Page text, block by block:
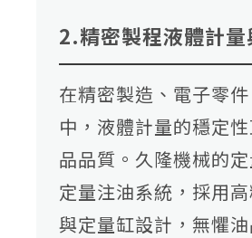
2.精密製程液體計量
在精密製造、電子零
中，液體計量的穩定
品品質。久隆機械的
定量注油系統，採用
與定量缸設計，無懼